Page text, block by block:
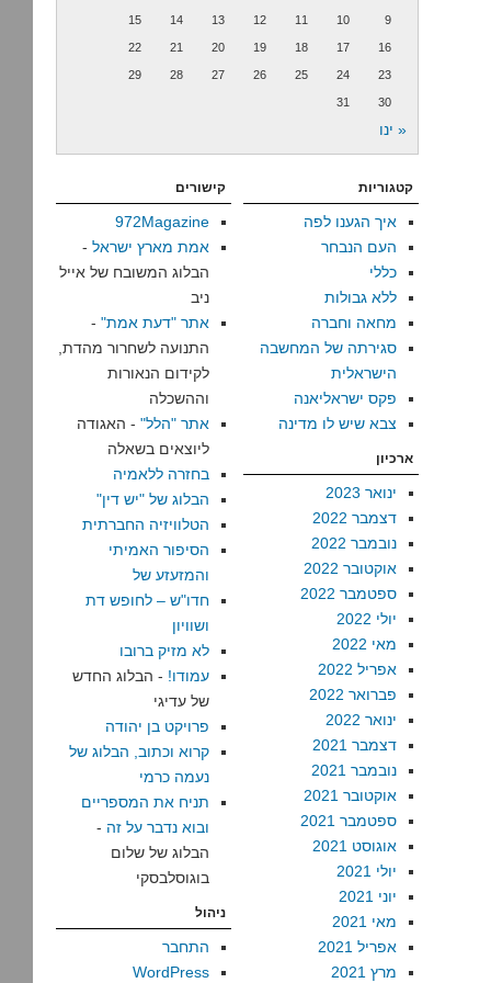
9
10
11
12
13
14
15
16
17
18
19
20
21
22
23
24
25
26
27
28
29
30
31
« ינו
קטגוריות
איך הגענו לפה
העם הנבחר
כללי
ללא גבולות
מחאה וחברה
סגירתה של המחשבה
הישראלית
פקס ישראליאנה
צבא שיש לו מדינה
ארכיון
ינואר 2023
דצמבר 2022
נובמבר 2022
אוקטובר 2022
ספטמבר 2022
יולי 2022
מאי 2022
אפריל 2022
פברואר 2022
ינואר 2022
דצמבר 2021
נובמבר 2021
אוקטובר 2021
ספטמבר 2021
אוגוסט 2021
יולי 2021
יוני 2021
מאי 2021
אפריל 2021
מרץ 2021
קישורים
972Magazine
אמת מארץ ישראל -
הבלוג המשובח של אייל
ניב
אתר "דעת אמת" -
התנועה לשחרור מהדת,
לקידום הנאורות
וההשכלה
אתר "הלל" - האגודה
ליוצאים בשאלה
בחזרה ללאמיה
הבלוג של "יש דין"
הטלוויזיה החברתית
הסיפור האמיתי
והמזעזע של
חדו"ש – לחופש דת
ושוויון
לא מזיק ברובו
עמודו! - הבלוג החדש
של עדיגי
פרויקט בן יהודה
קרוא וכתוב, הבלוג של
נעמה כרמי
תניח את המספריים
ובוא נדבר על זה -
הבלוג של שלום
בוגוסלבסקי
ניהול
התחבר
WordPress